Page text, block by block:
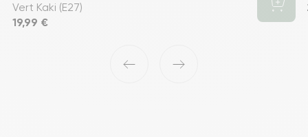
Vert Kaki (E27)
Prix
19,99 €
‹ ›